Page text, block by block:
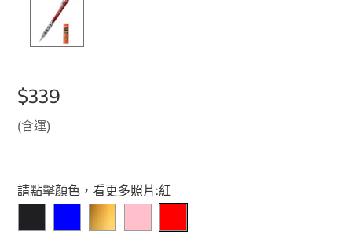
$339
(含運)
Select product
請點擊顏色，看更多照片:紅